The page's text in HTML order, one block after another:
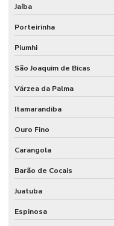
Jaíba
Porteirinha
Piumhi
São Joaquim de Bicas
Várzea da Palma
Itamarandiba
Ouro Fino
Carangola
Barão de Cocais
Juatuba
Espinosa